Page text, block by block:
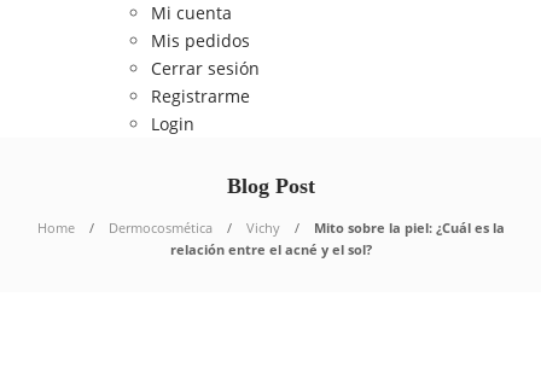
Mi cuenta
Mis pedidos
Cerrar sesión
Registrarme
Login
Blog Post
Home Dermocosmética Vichy
Mito sobre la piel: ¿Cuál es la
relación entre el acné y el sol?